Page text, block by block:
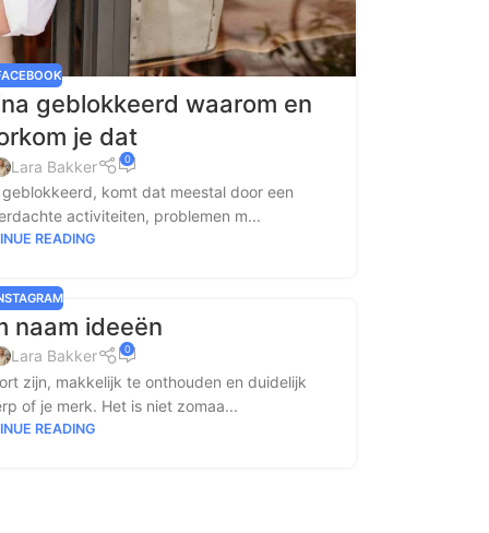
geblokkeerd waarom en
je dat
Lara Bakker 0
komt dat meestal door een
activiteiten, problemen m...
READING
naam ideeën
Lara Bakker 0
zijn, makkelijk te onthouden en duidelijk
of je merk. Het is niet zomaa...
READING